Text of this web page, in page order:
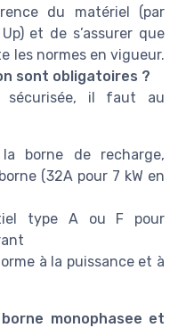
du matériel (par
et de s’assurer que
les normes en vigueur.
sont obligatoires ?
sécurisée, il faut au
borne de recharge,
(32A pour 7 kW en
type A ou F pour
à la puissance et à
monophasee et